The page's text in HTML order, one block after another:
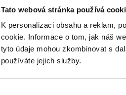
Tato webová stránka používá
K personalizaci obsahu a reklam,
cookie. Informace o tom, jak náš
tyto údaje mohou zkombinovat s
používáte jejich služby.
SPZ, mohou zažádat o
neexistující SPZ,
zakoupil dálniční známku
případě peníze vrátit
ředitelka sekce pro správu